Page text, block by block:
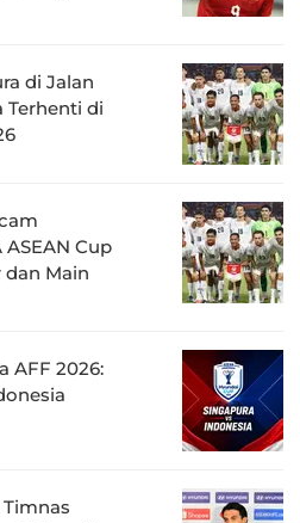
di Jalan
Terhenti di
Cup
dan Main
AFF 2026: